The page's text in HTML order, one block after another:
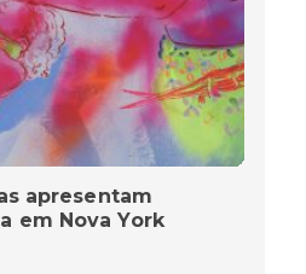
apresentam
em Nova York